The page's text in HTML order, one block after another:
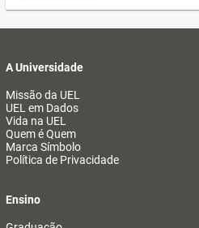
A Universidade
Missão da UEL
UEL em Dados
Vida na UEL
Quem é Quem
Marca Símbolo
Política de Privacidade
Ensino